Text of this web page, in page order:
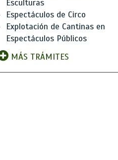
Esculturas
Espectáculos de Circo
Explotación de Cantinas en
Espectáculos Públicos
MÁS TRÁMITES